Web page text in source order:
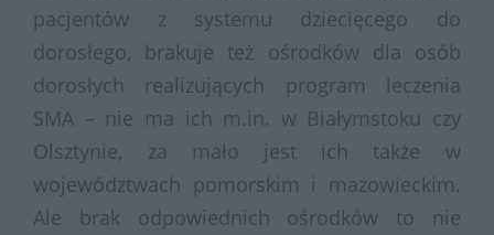
pacjentów z systemu dziecięcego do
dorosłego, brakuje też ośrodków dla osób
dorosłych realizujących program leczenia
SMA – nie ma ich m.in. w Białymstoku czy
Olsztynie, za mało jest ich także w
województwach pomorskim i mazowieckim.
Ale brak odpowiednich ośrodków to nie